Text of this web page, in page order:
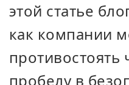
этой статье
как компании
пробелу в